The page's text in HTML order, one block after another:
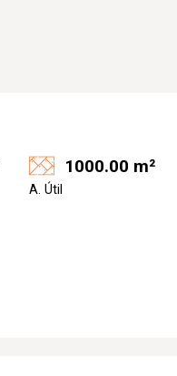
1000.00 m²
A. Útil